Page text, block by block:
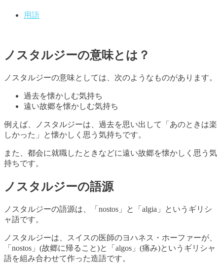
用語
ノスタルジーの意味とは？
ノスタルジーの意味としては、次のようなものがあります。
過去を懐かしむ気持ち
遠い故郷を懐かしむ気持ち
例えば、ノスタルジーは、過去を思い出して「あのときは楽
しかった」と懐かしく思う気持ちです。
また、都会に就職したときなどに遠い故郷を懐かしく思う気
持ちです。
ノスタルジーの語源
ノスタルジーの語源は、「nostos」と「algia」というギリシ
ャ語です。
ノスタルジーは、スイスの医師のヨハネス・ホーファーが、
「nostos」(故郷に帰ること)と「algos」(痛み)というギリシャ
語を組み合わせて作った造語です。